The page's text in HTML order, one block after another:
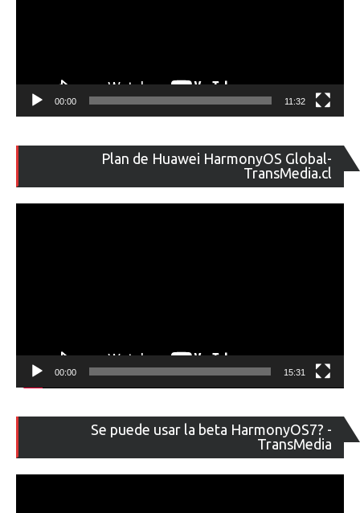
00:00 11:32
Plan de Huawei HarmonyOS Global-
TransMedia.cl
de
00:00 15:31
Se puede usar la beta HarmonyOS7? -
TransMedia
de